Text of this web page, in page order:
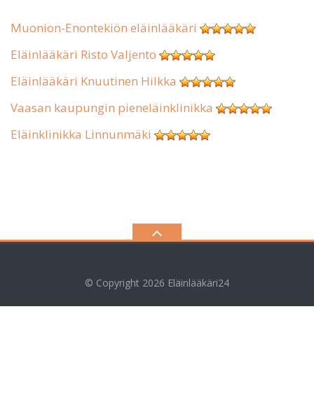
Muonion-Enontekiön eläinlääkäri
Eläinlääkäri Risto Valjento
Eläinlääkäri Knuutinen Hilkka
Vaasan kaupungin pieneläinklinikka
Eläinklinikka Linnunmäki
© Copyright 2026 Eläinlääkäri24